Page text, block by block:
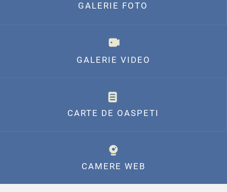
GALERIE FOTO
GALERIE VIDEO
CARTE DE OASPETI
CAMERE WEB